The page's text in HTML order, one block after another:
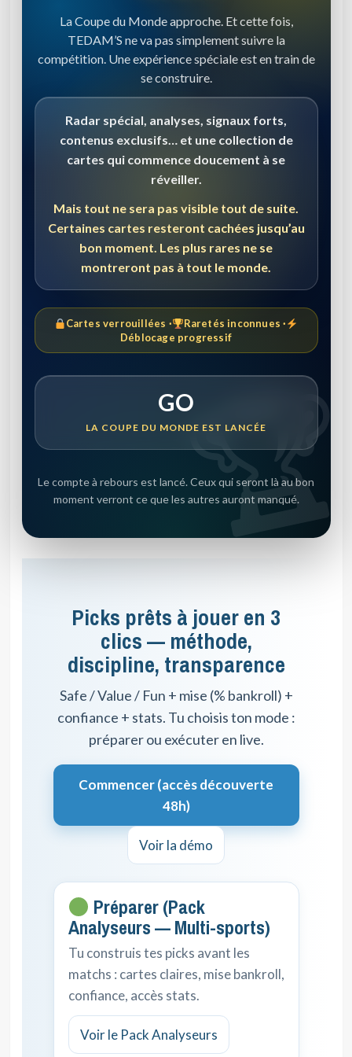
La Coupe du Monde approche. Et cette fois,
TEDAM’S ne va pas simplement suivre la
compétition. Une expérience spéciale est en train de
se construire.
Radar spécial, analyses, signaux forts,
contenus exclusifs… et une collection de
cartes qui commence doucement à se
réveiller.
Mais tout ne sera pas visible tout de suite.
Certaines cartes resteront cachées jusqu’au
bon moment. Les plus rares ne se
montreront pas à tout le monde.
Cartes verrouillées ·
Raretés inconnues ·
Déblocage progressif
GO
LA COUPE DU MONDE EST LANCÉE
Le compte à rebours est lancé. Ceux qui seront là au bon
moment verront ce que les autres auront manqué.
Picks prêts à jouer en 3
clics — méthode,
discipline, transparence
Safe / Value / Fun + mise (% bankroll) +
confiance + stats. Tu choisis ton mode :
préparer ou exécuter en live.
Commencer (accès découverte
48h)
Voir la démo
Préparer (Pack
Analyseurs — Multi-sports)
Tu construis tes picks avant les
matchs : cartes claires, mise bankroll,
confiance, accès stats.
Voir le Pack Analyseurs